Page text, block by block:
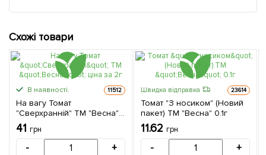
Схожі товари
В наявності. 11512
На вагу Томат
"Сверхранній" ТМ "Весна"
ціна за 2г
41 грн
- +
Швидка відправка 23614
Томат "З носиком" (Новий
пакет) ТМ "Весна" 0.1г
11.62 грн
- +